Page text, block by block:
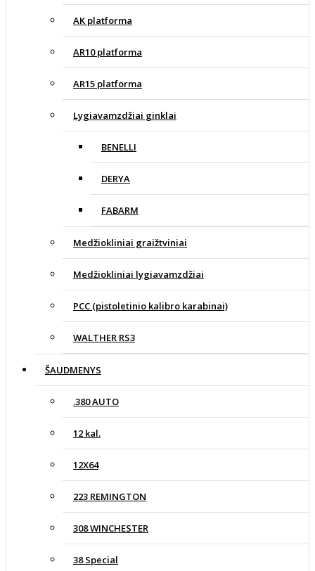
AK platforma
AR10 platforma
AR15 platforma
Lygiavamzdžiai ginklai
BENELLI
DERYA
FABARM
Medžiokliniai graižtviniai
Medžiokliniai lygiavamzdžiai
PCC (pistoletinio kalibro karabinai)
WALTHER RS3
ŠAUDMENYS
.380 AUTO
12 kal.
12X64
223 REMINGTON
308 WINCHESTER
38 Special